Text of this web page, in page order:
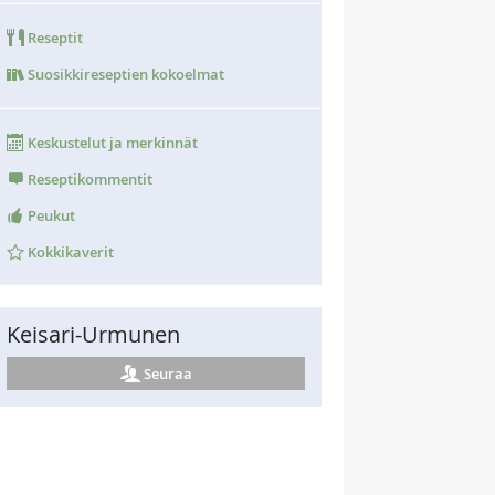
Reseptit
Suosikkireseptien kokoelmat
Keskustelut ja merkinnät
Reseptikommentit
Peukut
Kokkikaverit
Keisari-Urmunen
Seuraa